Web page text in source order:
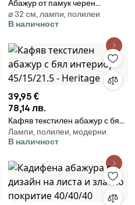
Абажур от памук черен
32/25/18 със златен интериор
⌀ 32 cм, лампи, полилеи
В наличност
39,95 €
78,14 лв.
Кафяв текстилен абажур с бял
интериор 45/15/21.5 - Heritage
Лампи, полилеи, модерни
В наличност